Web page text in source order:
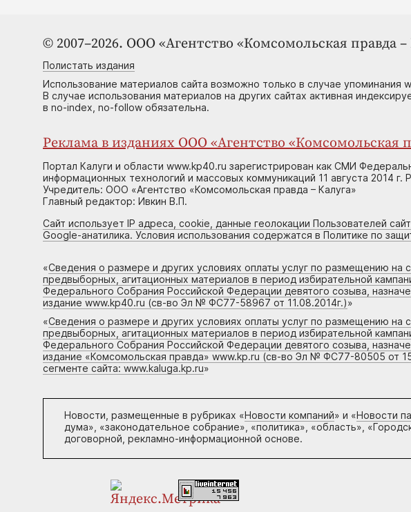
© 2007–2026. ООО «Агентство «Комсомольская правда –
Полистать издания
Использование материалов сайта возможно только в случае упоминания
В случае использования материалов на других сайтах активная
в no-index, no-follow обязательна.
Реклама в изданиях ООО «Агентство «Комсомольская
Портал Калуги и области www.kp40.ru зарегистрирован как СМИ
информационных технологий и массовых коммуникаций 11 августа 2014
Учредитель: ООО «Агентство «Комсомольская правда – Калуга»
Главный редактор: Ивкин В.П.
Сайт использует IP адреса, cookie, данные геолокации Пользователей
Google-анатилика. Условия использования содержатся в Политике по
«Сведения о размере и других условиях оплаты услуг по размещению на
предвыборных, агитационных материалов в период избирательной
Федерального Собрания Российской Федерации девятого созыва,
издание www.kp40.ru (св-во Эл № ФС77-58967 от 11.08.2014г.)»
«Сведения о размере и других условиях оплаты услуг по размещению на
предвыборных, агитационных материалов в период избирательной
Федерального Собрания Российской Федерации девятого созыва,
издание «Комсомольская правда» www.kp.ru (св-во Эл № ФС77-80505 от
сегменте сайта: www.kaluga.kp.ru»
Новости, размещенные в рубриках «Новости компаний» и «Новости
дума», «законодательное собрание», «политика», «область»,
договорной, рекламно-информационной основе.